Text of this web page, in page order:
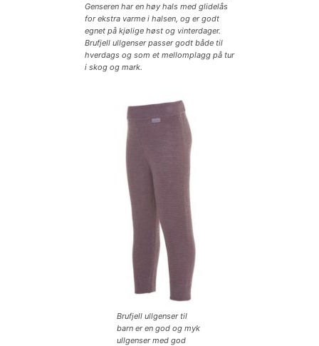
Genseren har en høy hals med glidelås
for ekstra varme i halsen, og er godt
egnet på kjølige høst og vinterdager.
Brufjell ullgenser passer godt både til
hverdags og som et mellomplagg på tur
i skog og mark.
Brufjell ullgenser til
barn er en god og myk
ullgenser med god